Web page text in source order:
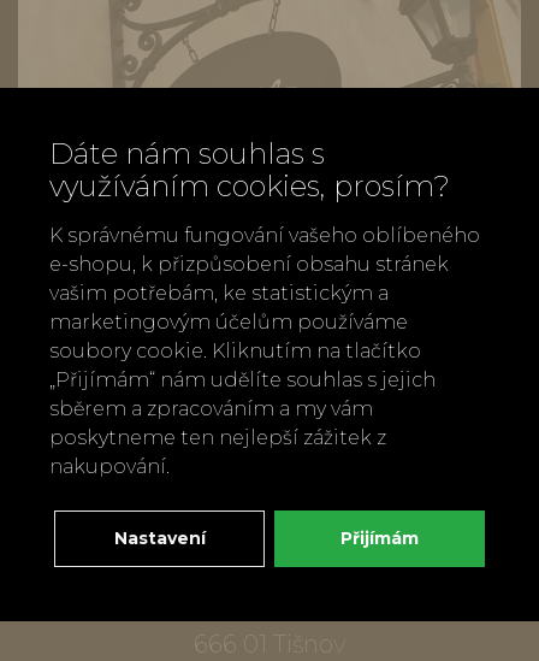
Zavolejte nám
+420 737 886 915
Napište nám
info@bylobylibo.cz
Setkejme se:
dílna, obchod
666 01 Tišnov
Dáte nám souhlas s
využíváním cookies, prosím?
K správnému fungování vašeho oblíbeného
e-shopu, k přizpůsobení obsahu stránek
vašim potřebám, ke statistickým a
marketingovým účelům používáme
soubory cookie. Kliknutím na tlačítko
„Přijímám“ nám udělíte souhlas s jejich
sběrem a zpracováním a my vám
poskytneme ten nejlepší zážitek z
nakupování.
Nastavení Přijímám